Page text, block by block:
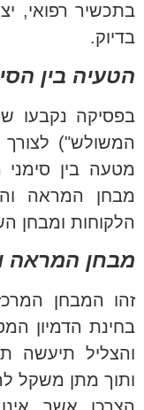
בתכשיר רפואי,
בדיוק.
הטעיה בין
בפסיקה נקבעו
המשולש")
מטעה בין
מבחן המראה
הלקוחות ומבחן
מבחן המראה
זהו המבחן
בחינת הדמיון
והצליל תיעשה
ותוך מתן משקל